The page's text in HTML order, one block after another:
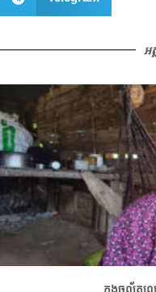
អ
កងចល័តលេ